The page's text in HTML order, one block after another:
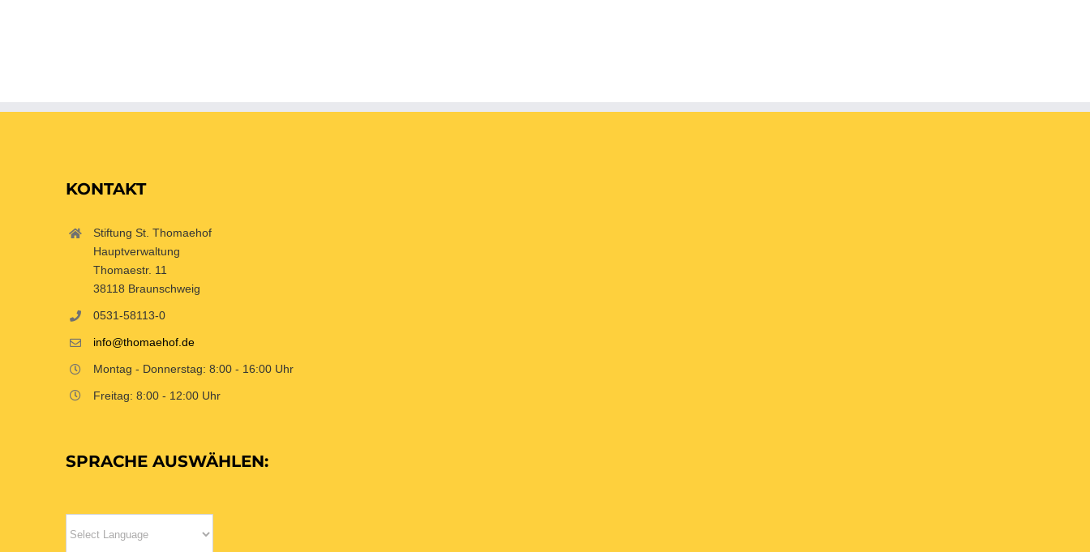
KONTAKT
Stiftung St. Thomaehof
Hauptverwaltung
Thomaestr. 11
38118 Braunschweig
0531-58113-0
info@thomaehof.de
Montag - Donnerstag: 8:00 - 16:00 Uhr
Freitag: 8:00 - 12:00 Uhr
SPRACHE AUSWÄHLEN: